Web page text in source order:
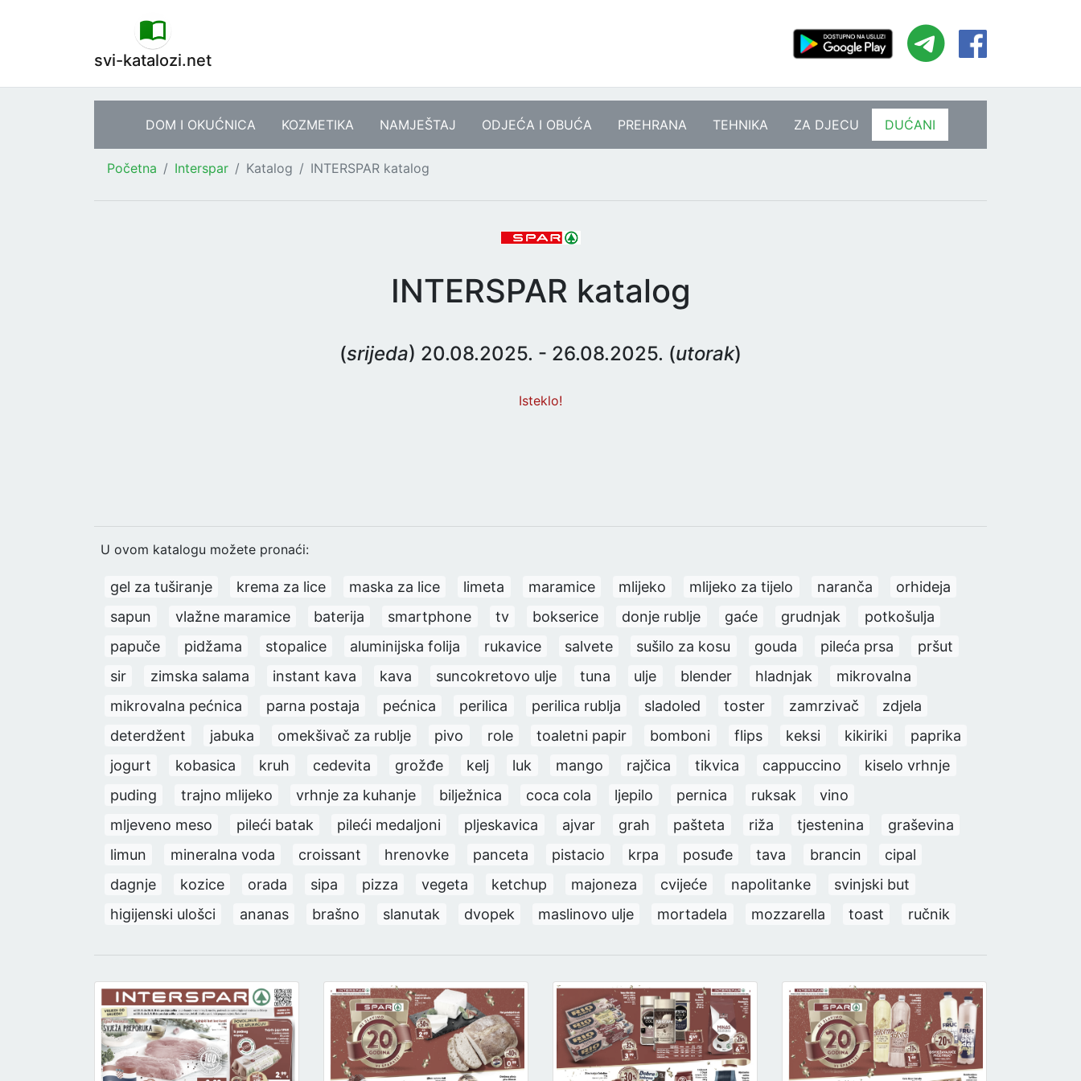
svi-katalozi.net
DOM I OKUĆNICA KOZMETIKA NAMJEŠTAJ ODJEĆA I OBUĆA PREHRANA TEHNIKA ZA DJECU DUĆANI
Početna Interspar Katalog INTERSPAR katalog
INTERSPAR katalog
(srijeda) 20.08.2025. - 26.08.2025. (utorak)
Isteklo!
U ovom katalogu možete pronaći:
gel za tuširanje krema za lice maska za lice limeta maramice mlijeko mlijeko za tijelo naranča
orhideja
sapun
vlažne maramice baterija smartphone tv bokserice donje rublje gaće grudnjak
potkošulja
papuče
pidžama stopalice aluminijska folija rukavice salvete sušilo za kosu gouda pileća prsa
pršut
sir
zimska salama instant kava kava suncokretovo ulje tuna ulje blender hladnjak
mikrovalna
mikrovalna pećnica
parna postaja pećnica perilica perilica rublja sladoled toster zamrzivač
zdjela
deterdžent
jabuka omekšivač za rublje pivo role toaletni papir bomboni flips keksi kikiriki
paprika
jogurt
kobasica kruh cedevita grožđe kelj luk mango rajčica tikvica cappuccino
kiselo vrhnje
puding
trajno mlijeko vrhnje za kuhanje bilježnica coca cola ljepilo pernica ruksak
vino
mljeveno meso
pileći batak pileći medaljoni pljeskavica ajvar grah pašteta riža tjestenina
graševina
limun
mineralna voda croissant hrenovke panceta pistacio krpa posuđe tava brancin
cipal
dagnje
kozice orada sipa pizza vegeta ketchup majoneza cvijeće napolitanke
svinjski but
higijenski ulošci
ananas brašno slanutak dvopek maslinovo ulje mortadela mozzarella toast ručnik